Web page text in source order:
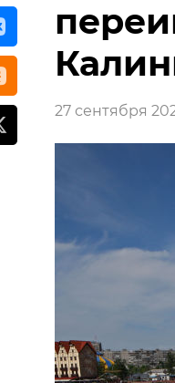
27 сентября